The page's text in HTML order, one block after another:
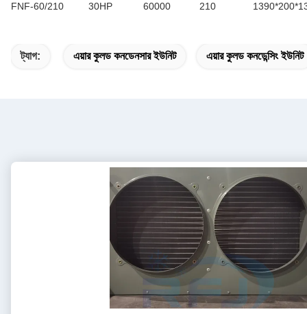
FNF-60/210
30HP 60000 210
ট্যাগ: এয়ার কুলড কনডেনসার ইউনিট এয়ার কুলড কনডেন্সিং ইউনিট